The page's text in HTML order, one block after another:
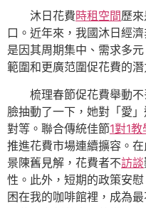
沐日花費時租空間歷
口。近年來，我國沐日經
是因其周期集中、需求多
範圍和更廣范圍促花費的潛
梳理春節促花費舉動
臉抽動了一下，她對「愛
對等。聯合傳統佳節1對1教
推進花費市場連續擴容。
景陳舊見解，花費者不訪談
性。此外，短期的政策安
困在我的咖啡館裡，成為